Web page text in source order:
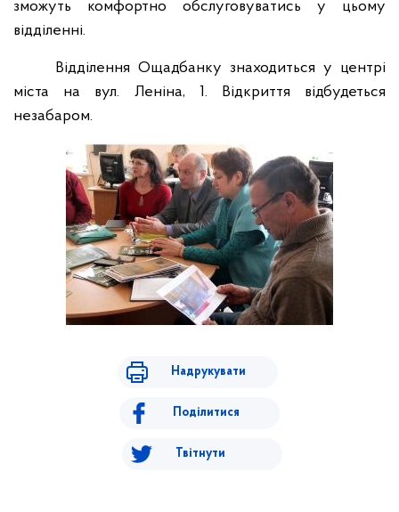
зможуть комфортно обслуговуватись у цьому
відділенні.
Відділення Ощадбанку знаходиться у центрі
міста на вул. Леніна, 1. Відкриття відбудеться
незабаром.
Надрукувати
Поділитися
Твітнути